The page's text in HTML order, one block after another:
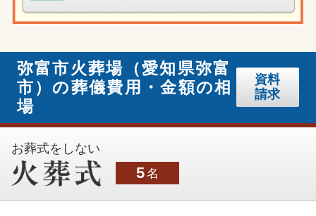
弥富市火葬場（愛知県弥富
市）の葬儀費用・金額の相
場
資料
請求
お葬式をしない
5名